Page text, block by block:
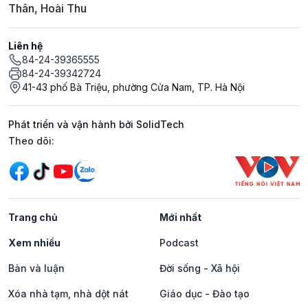
Thân, Hoài Thu
Liên hệ
84-24-39365555
84-24-39342724
41-43 phố Bà Triệu, phường Cửa Nam, TP. Hà Nội
Phát triển và vận hành bởi SolidTech
Mạng xã hội
Theo dõi:
Trang chủ Mới nhất
Xem nhiều Podcast
Bàn và luận Đời sống - Xã hội
Xóa nhà tạm, nhà dột nát Giáo dục - Đào tạo